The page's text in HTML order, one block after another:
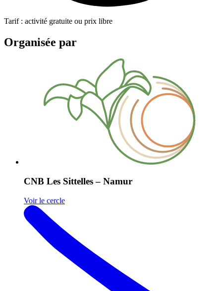
Tarif : activité gratuite ou prix libre
Organisée par
CNB Les Sittelles – Namur
Voir le cercle